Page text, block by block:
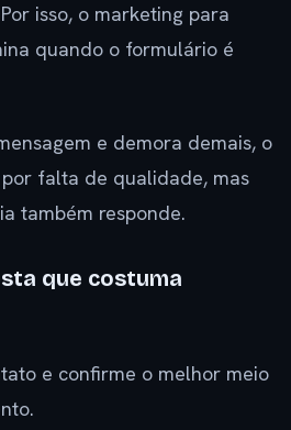
isso, o marketing para
quando o formulário é
e demora demais, o
falta de qualidade, mas
também responde.
que costuma
e confirme o melhor meio